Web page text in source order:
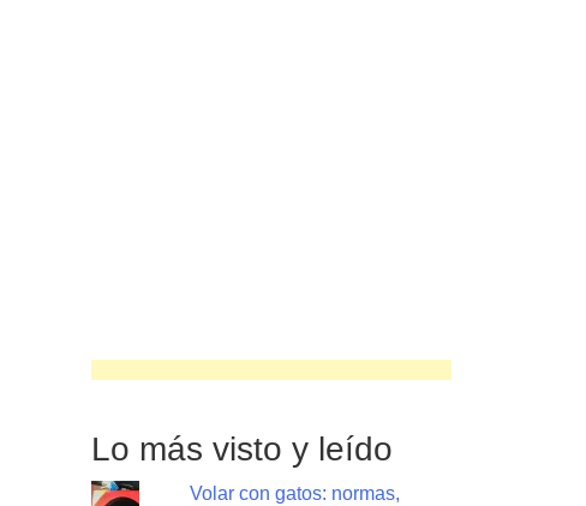
Lo más visto y leído
Volar con gatos: normas,